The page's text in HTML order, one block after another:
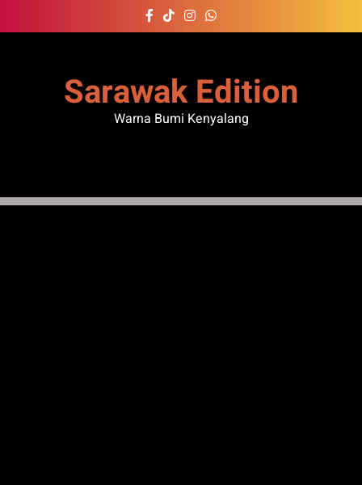
to
Sarawak Edition
Warna Bumi Kenyalang